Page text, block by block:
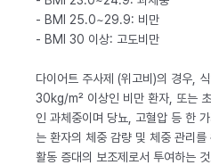
- BMI 25.0~29.9: 비만
- BMI 30 이상: 고도비만
다이어트 주사제 (위고비)의 경우,
30kg/m² 이상인 비만 환자, 또는
인 과체중이며 당뇨, 고혈압 등 한
는 환자의 체중 감량 및 체중 관리
활동 증대의 보조제로서 투여하는